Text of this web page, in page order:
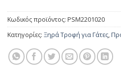
Κωδικός προϊόντος: PSM2201020
Κατηγορίες: Ξηρά Τροφή για Γάτες,